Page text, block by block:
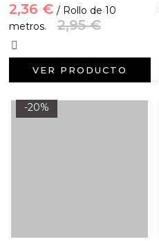
2,36 € / Rollo de 10
metros.
2,95 €
VER PRODUCTO
-20%